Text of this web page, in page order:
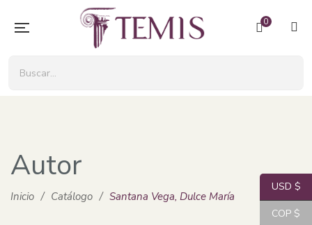
0
Autor
Inicio / Catálogo / Santana Vega, Dulce María
USD $
COP $